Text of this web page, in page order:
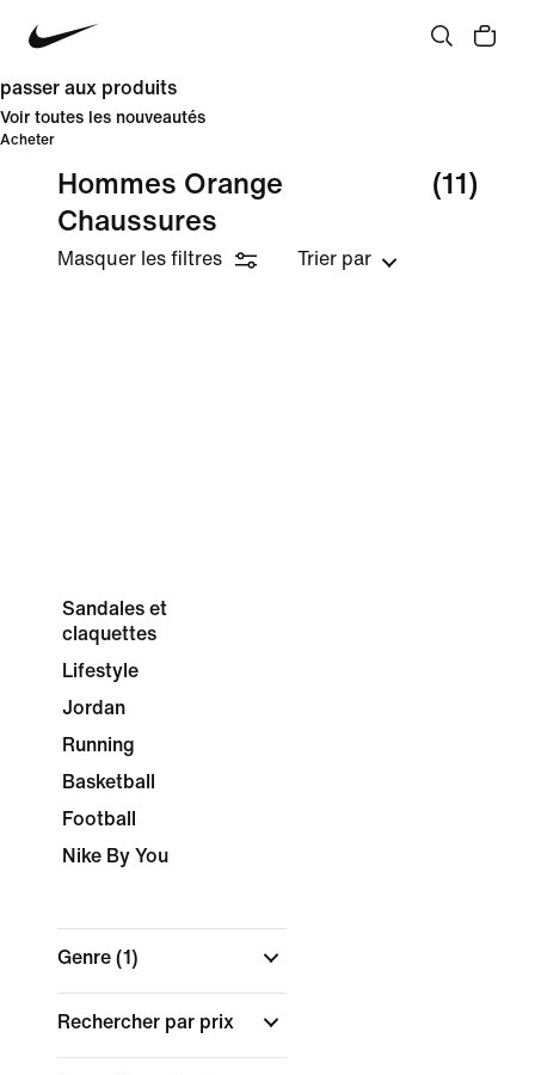
passer aux produits
Voir toutes les nouveautés
Acheter
Hommes Orange
Chaussures
(11)
Masquer les filtres Trier par
Sandales et
claquettes
Lifestyle
Jordan
Running
Basketball
Football
Nike By You
Genre (1)
Rechercher par prix